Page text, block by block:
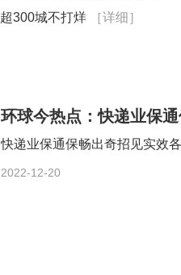
超300城不打烊 ［详细］
环球今热点：快递业保
快递业保通保畅出奇招见实效
2022-12-20